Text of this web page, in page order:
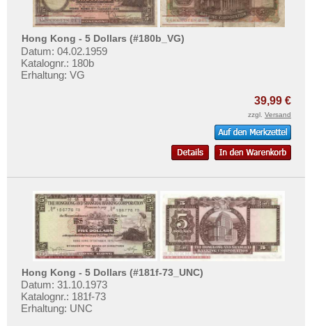
Iran
Iranisch Aserbaidschan
Israel
Japan
Katar
Katar und Dubai
Kirgisistan
Korea (alt)
Kuwait
Laos
Testbanknoten
Banknotenbriefe
Kataloge
Aufbewahrung
Informationen
Preislisten
Ankauf
Erhaltungsgrade
Gratisbanknoten
FAQ
Mehr über...
Hong Kong - 5 Dollars (#180b_VG)
Datum: 04.02.1959
Katalognr.: 180b
Erhaltung: VG
39,99 €
zzgl. Versand
Hong Kong - 5 Dollars (#181f-73_UNC)
Datum: 31.10.1973
Katalognr.: 181f-73
Erhaltung: UNC